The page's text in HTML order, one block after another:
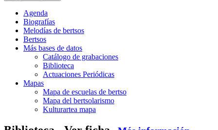
Agenda
Biografías
Melodías de bertsos
Bertsos
Más bases de datos
Catálogo de grabaciones
Biblioteca
Actuaciones Periódicas
Mapas
Mapa de escuelas de bertso
Mapa del bertsolarismo
Kulturartea mapa